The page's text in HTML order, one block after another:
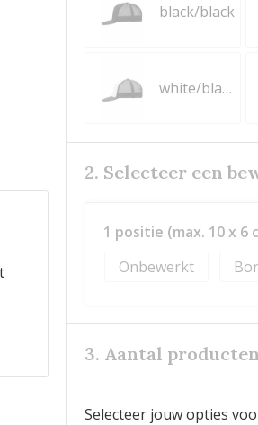
black/black
white/black
2. Selecteer een
1 positie (max. 10 x 6
Onbewerkt
3. Aantal producten
Selecteer jouw opties